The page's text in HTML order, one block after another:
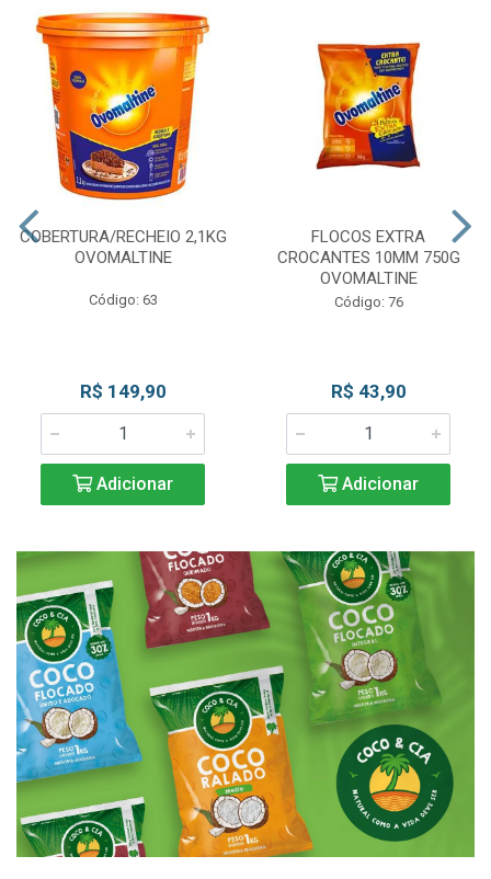
COBERTURA/RECHEIO 2,1KG
OVOMALTINE
Código: 63
R$ 149,90
Adicionar
FLOCOS EXTRA
CROCANTES 10MM 750G
OVOMALTINE
Código: 76
R$ 43,90
Adicionar